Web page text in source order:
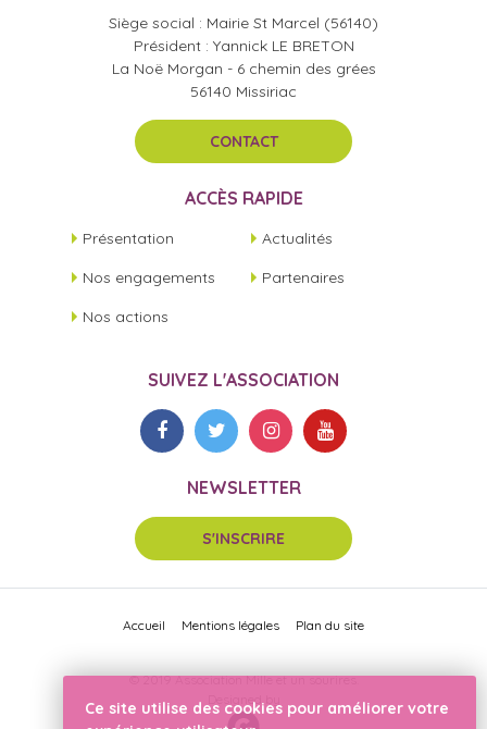
Siège social : Mairie St Marcel (56140)
Président : Yannick LE BRETON
La Noë Morgan - 6 chemin des grées
56140 Missiriac
CONTACT
ACCÈS RAPIDE
Présentation
Actualités
Nos engagements
Partenaires
Nos actions
SUIVEZ L'ASSOCIATION
NEWSLETTER
S'INSCRIRE
Accueil Mentions légales Plan du site
© 2019 Association Mille et un sourires.
Designed by
Ce site utilise des cookies pour améliorer votre